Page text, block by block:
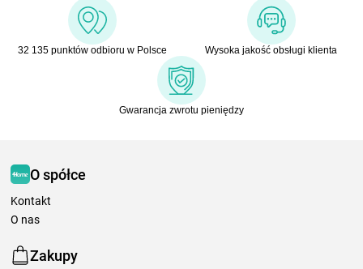
32 135 punktów odbioru w Polsce Wysoka jakość obsługi klienta
Gwarancja zwrotu pieniędzy
O spółce
Kontakt
O nas
Zakupy